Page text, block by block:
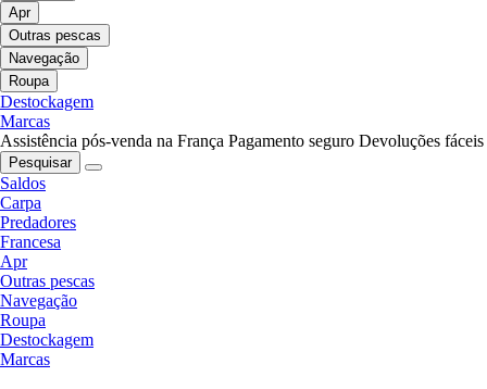
Apr
Outras pescas
Navegação
Roupa
Destockagem
Marcas
Assistência pós-venda na França Pagamento seguro Devoluções fáceis
Pesquisar
Saldos
Carpa
Predadores
Francesa
Apr
Outras pescas
Navegação
Roupa
Destockagem
Marcas